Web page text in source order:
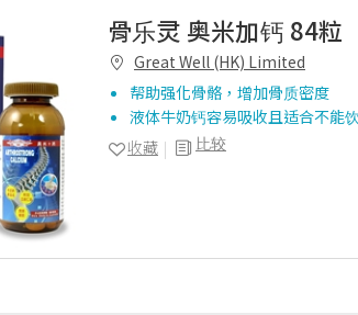
骨乐灵 奥米加钙 84粒
Great Well (HK) Limited
帮助强化骨骼，增加骨质密度
液体牛奶钙容易吸收且适合不能
比较
收藏